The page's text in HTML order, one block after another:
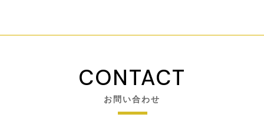
CONTACT
お問い合わせ